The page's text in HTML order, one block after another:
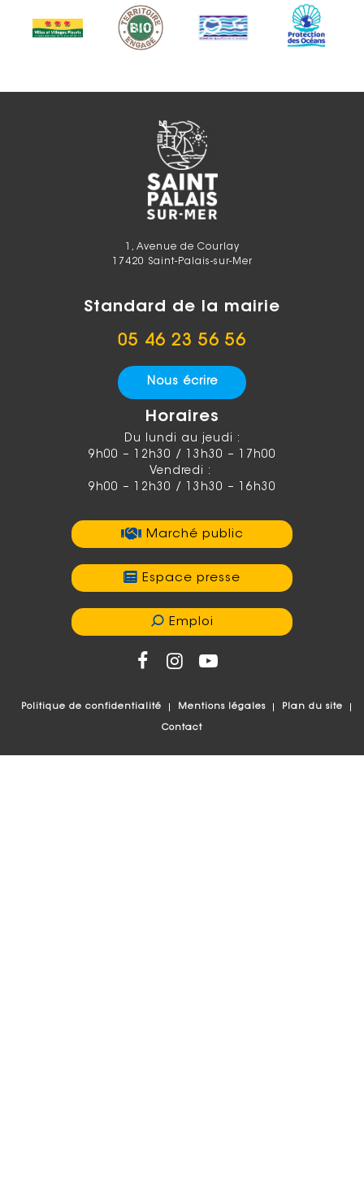
1, Avenue de Courlay
17420 Saint-Palais-sur-Mer
Standard de la mairie
05 46 23 56 56
Nous écrire
Horaires
Du lundi au jeudi :
9h00 – 12h30 / 13h30 – 17h00
Vendredi :
9h00 – 12h30 / 13h30 – 16h30
Marché public
Espace presse
Emploi
Politique de confidentialité Mentions légales Plan du site
Contact